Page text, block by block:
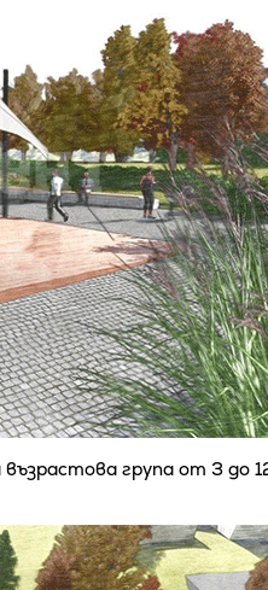
група от 3 до